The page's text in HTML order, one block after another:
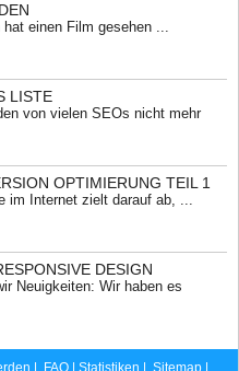
einen Film gesehen ...
LISTE
von vielen SEOs nicht mehr
OPTIMIERUNG TEIL 1
im Internet zielt darauf ab, ...
DESIGN
Neuigkeiten: Wir haben es
FAQ |Statistiken |Sitemap